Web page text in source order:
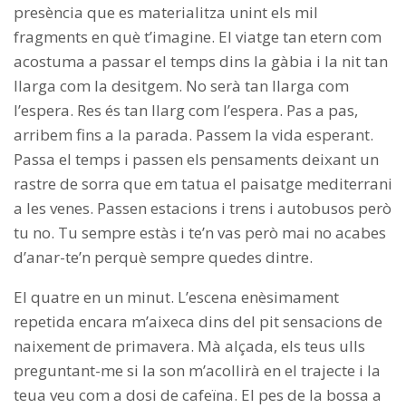
presència que es materialitza unint els mil
fragments en què t’imagine. El viatge tan etern com
acostuma a passar el temps dins la gàbia i la nit tan
llarga com la desitgem. No serà tan llarga com
l’espera. Res és tan llarg com l’espera. Pas a pas,
arribem fins a la parada. Passem la vida esperant.
Passa el temps i passen els pensaments deixant un
rastre de sorra que em tatua el paisatge mediterrani
a les venes. Passen estacions i trens i autobusos però
tu no. Tu sempre estàs i te’n vas però mai no acabes
d’anar-te’n perquè sempre quedes dintre.
El quatre en un minut. L’escena enèsimament
repetida encara m’aixeca dins del pit sensacions de
naixement de primavera. Mà alçada, els teus ulls
preguntant-me si la son m’acollirà en el trajecte i la
teua veu com a dosi de cafeïna. El pes de la bossa a